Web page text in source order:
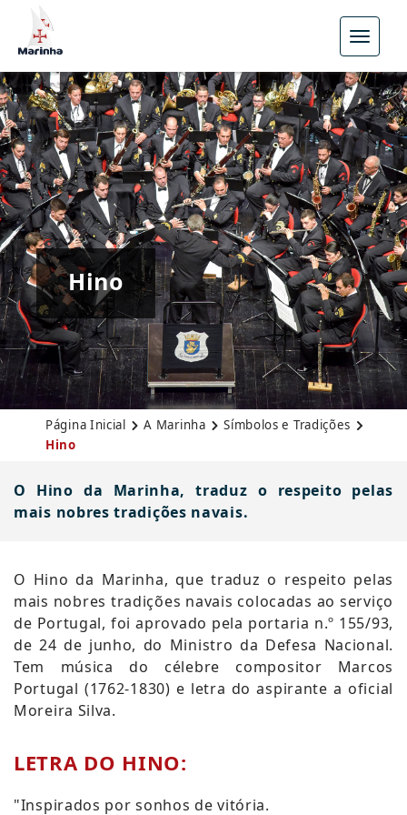
Menu
Hino
Página Inicial A Marinha
Símbolos e Tradições
Hino
O Hino da Marinha, traduz o respeito pelas
mais nobres tradições navais.
​​​​​​​​​​​​​​​​​​​​​​O Hino da Marinha, que traduz o respeito pelas
mais nobres tradições navais colocadas ao serviço
de Portugal, foi aprovado pela portaria n.º 155/93,
de 24 de junho, do Ministro da Defesa Nacional.
Tem música do célebre compositor Marcos
Portugal (1762-1830) e letra do aspirante a oficial
Moreira Silva.
LETRA DO HINO:
"Inspirados por sonhos de vitória.​